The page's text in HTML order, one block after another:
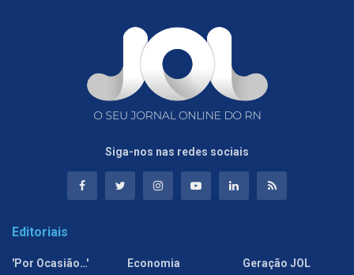
Siga-nos nas redes sociais
Editoriais
'Por Ocasião…'
Economia
Geração JOL